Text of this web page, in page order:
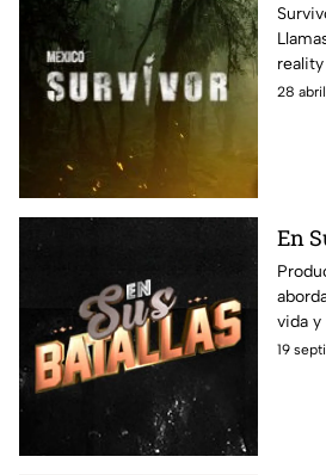
aquí:
28
En
vida y
19